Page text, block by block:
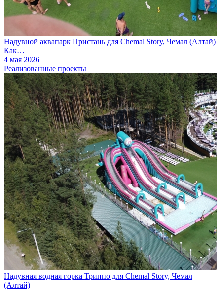
Надувной аквапарк Пристань для Chemal Story, Чемал (Алтай)
Как…
4 мая 2026
Реализованные проекты
Надувная водная горка Триппо для Chemal Story, Чемал
(Алтай)